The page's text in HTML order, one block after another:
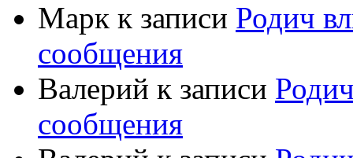
Марк к записи Родич
сообщения
Валерий к записи
сообщения